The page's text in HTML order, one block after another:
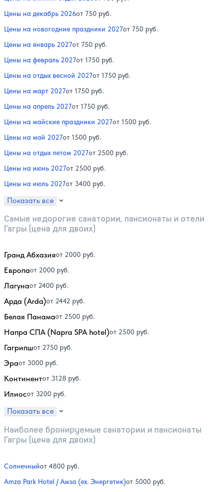
Цены на декабрь 2026от 750 руб.
Цены на новогодние праздники 2027от 750 руб.
Цены на январь 2027от 750 руб.
Цены на февраль 2027от 1750 руб.
Цены на отдых весной 2027от 1750 руб.
Цены на март 2027от 1750 руб.
Цены на апрель 2027от 1750 руб.
Цены на майские праздники 2027от 1500 руб.
Цены на май 2027от 1500 руб.
Цены на отдых летом 2027от 2500 руб.
Цены на июнь 2027от 2500 руб.
Цены на июль 2027от 3400 руб.
Показать все
Самые недорогие санатории, пансионаты и отели
Гагры (цена для двоих)
Гранд Абхазияот 2000 руб.
Европаот 2000 руб.
Лагунаот 2400 руб.
Арда (Arda)от 2442 руб.
Белая Панамаот 2500 руб.
Напра СПА (Napra SPA hotel)от 2500 руб.
Гагрипшот 2750 руб.
Эраот 3000 руб.
Континентот 3128 руб.
Илиосот 3200 руб.
Показать все
Наиболее бронируемые санатории и пансионаты
Гагры (цена для двоих)
Солнечныйот 4800 руб.
Amza Park Hotel / Амза (ex. Энергетик)от 5000 руб.